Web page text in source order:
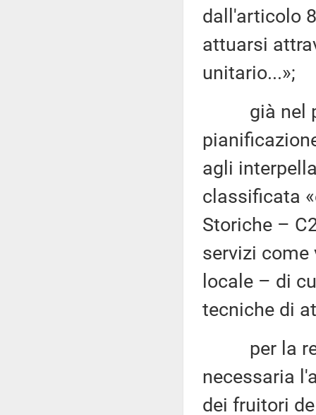
dall'articolo
attuarsi
unitario...»;
già nel
agli
classificata
Storiche –
servizi come
locale – di
tecniche di
per la
necessaria
dei fruitori